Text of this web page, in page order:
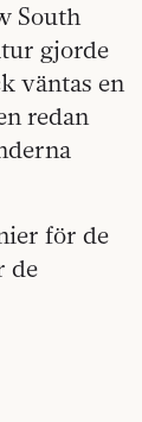
South
gjorde
väntas en
redan
för de
de